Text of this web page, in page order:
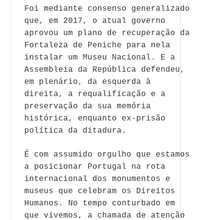
Foi mediante consenso generalizado
que, em 2017, o atual governo
aprovou um plano de recuperação da
Fortaleza de Peniche para nela
instalar um Museu Nacional. E a
Assembleia da República defendeu,
em plenário, da esquerda à
direita, a requalificação e a
preservação da sua memória
histórica, enquanto ex-prisão
política da ditadura.
É com assumido orgulho que estamos
a posicionar Portugal na rota
internacional dos monumentos e
museus que celebram os Direitos
Humanos. No tempo conturbado em
que vivemos, a chamada de atenção